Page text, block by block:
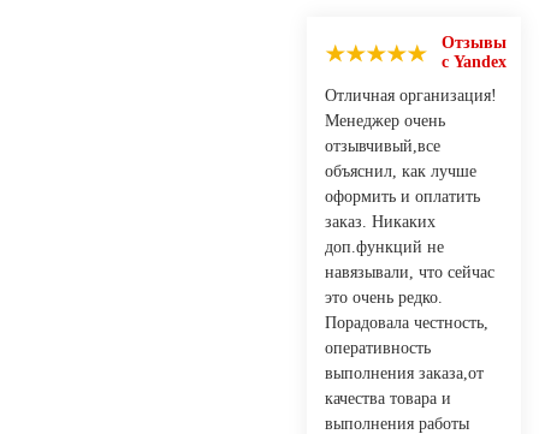
Отзывы
с Yandex
Отличная организация!
Менеджер очень
отзывчивый,все
объяснил, как лучше
оформить и оплатить
заказ. Никаких
доп.функций не
навязывали, что сейчас
это очень редко.
Порадовала честность,
оперативность
выполнения заказа,от
качества товара и
выполнения работы